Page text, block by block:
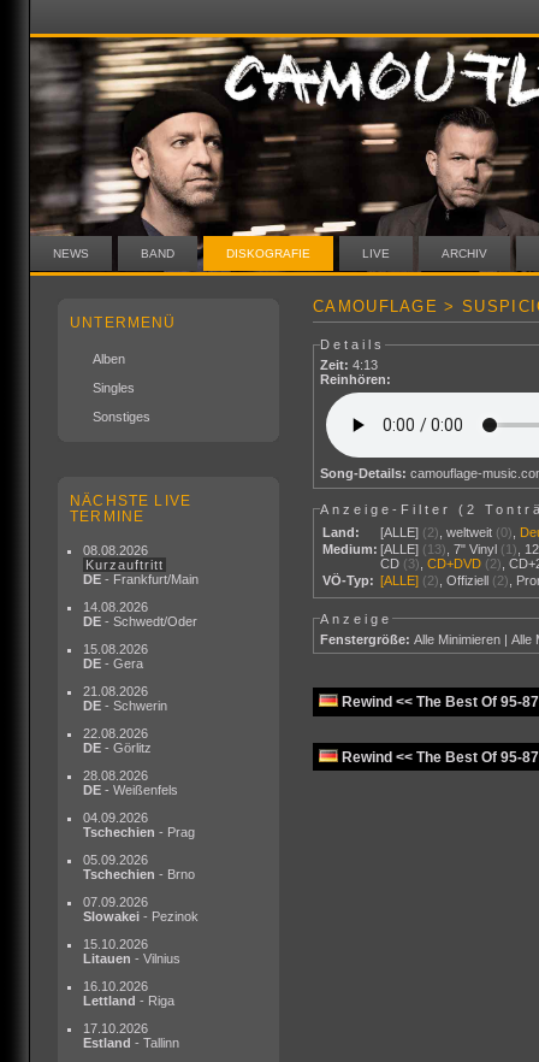
NEWS BAND DISKOGRAFIE LIVE ARCHIV
UNTERMENÜ
Alben
Singles
Sonstiges
NÄCHSTE LIVE
TERMINE
08.08.2026
Kurzauftritt
DE - Frankfurt/Main
14.08.2026
DE - Schwedt/Oder
15.08.2026
DE - Gera
21.08.2026
DE - Schwerin
22.08.2026
DE - Görlitz
28.08.2026
DE - Weißenfels
04.09.2026
Tschechien - Prag
05.09.2026
Tschechien - Brno
07.09.2026
Slowakei - Pezinok
15.10.2026
Litauen - Vilnius
16.10.2026
Lettland - Riga
17.10.2026
Estland - Tallinn
CAMOUFLAGE >
Details
Zeit: 4:13
Reinhören:
Song-Details: camouflage-
Anzeige-Filter (2
Land:
[ALLE] (2) ,weltweit (0)
Medium: [ALLE] (13) ,7" Vinyl (1)
CD (3) ,CD+DVD (2) ,
VÖ-Typ: [ALLE] (2) ,Offiziell (2)
Anzeige
Fenstergröße: Alle Minimieren |Alle
Rewind << The Best Of 95-
Rewind << The Best Of 95-